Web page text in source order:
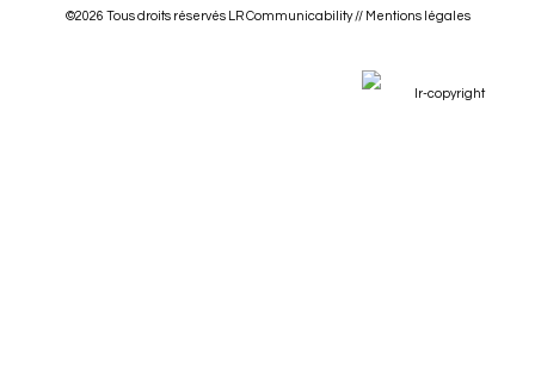
©2026 Tous droits réservés LR Communicability // Mentions légales